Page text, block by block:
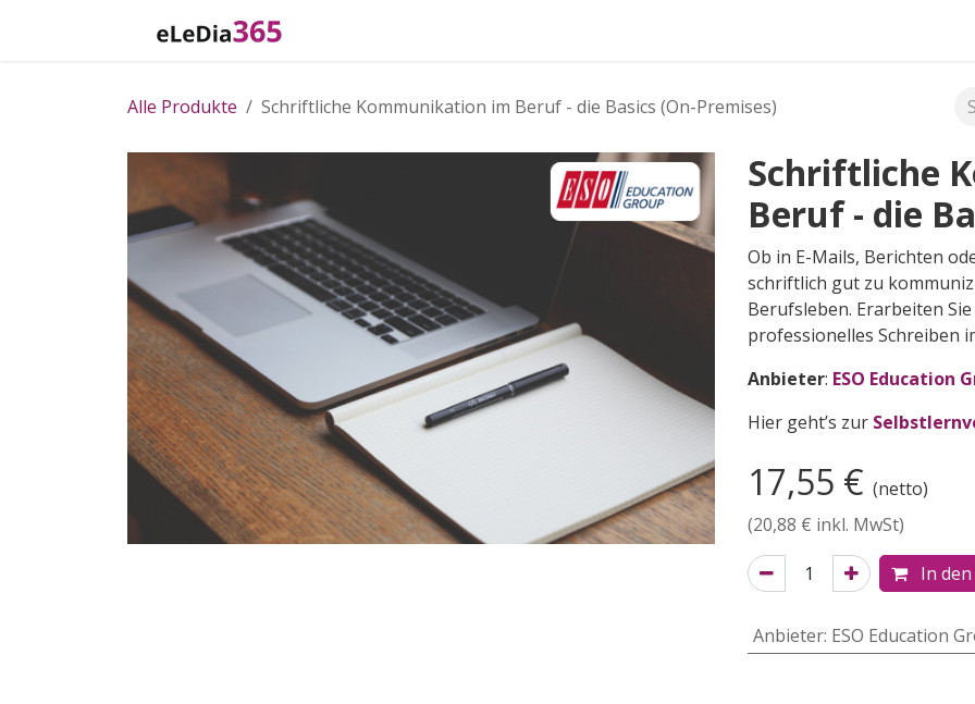
Alle Produkte Schriftliche Kommunikation im Beruf - die Basics (On-Premises)
Schriftliche
Beruf - die
Ob in E-Mails, Berichten
schriftlich gut zu
Berufsleben. Erarbeiten
professionelles Schreiben
Anbieter: ESO Education
Hier geht’s zur
17,55 € (netto)
(20,88 € inkl. MwSt)
In
Anbieter: ESO Education